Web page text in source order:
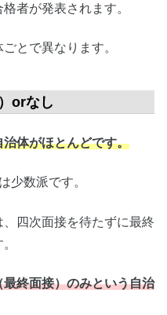
者が発表されます。
とで異なります。
orなし
体がほとんどです。
少数派です。
四次面接を待たずに最終
終面接）のみという自治